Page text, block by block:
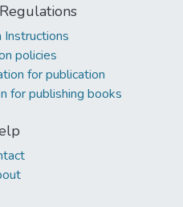
Instructions
policies
for publication
for publishing books